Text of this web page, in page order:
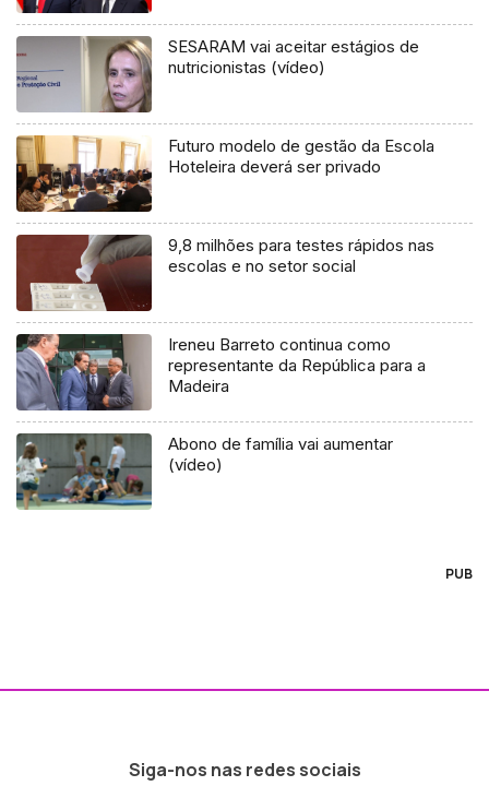
SESARAM vai aceitar estágios de
nutricionistas (vídeo)
Futuro modelo de gestão da Escola
Hoteleira deverá ser privado
9,8 milhões para testes rápidos nas
escolas e no setor social
Ireneu Barreto continua como
representante da República para a
Madeira
Abono de família vai aumentar
(vídeo)
PUB
Siga-nos nas redes sociais